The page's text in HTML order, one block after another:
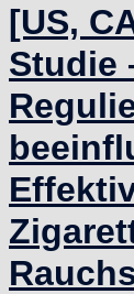
[US,
Studie